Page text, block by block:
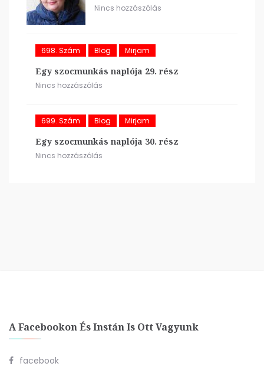
Nincs hozzászólás
698. Szám Blog Mirjam
Egy szocmunkás naplója 29. rész
Nincs hozzászólás
699. Szám Blog Mirjam
Egy szocmunkás naplója 30. rész
Nincs hozzászólás
A Facebookon És Instán Is Ott Vagyunk
facebook